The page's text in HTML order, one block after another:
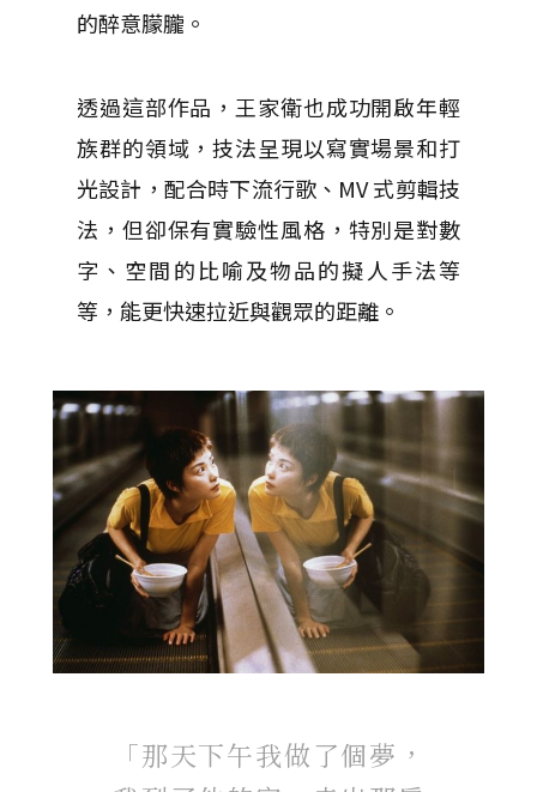
的醉意朦朧。
透過這部作品，王家衛也成功開啟年輕
族群的領域，技法呈現以寫實場景和打
光設計，配合時下流行歌、MV 式剪輯技
法，但卻保有實驗性風格，特別是對數
字、空間的比喻及物品的擬人手法等
等，能更快速拉近與觀眾的距離。
「那天下午我做了個夢，